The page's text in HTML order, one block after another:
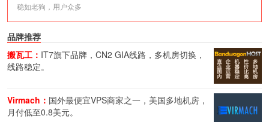
稳如老狗，用户众多
品牌推荐
搬瓦工： IT7旗下品牌，CN2 GIA线路，多机房切换，
线路稳定。
Virmach： 国外最便宜VPS商家之一，美国多地机房，
月付低至0.8美元。